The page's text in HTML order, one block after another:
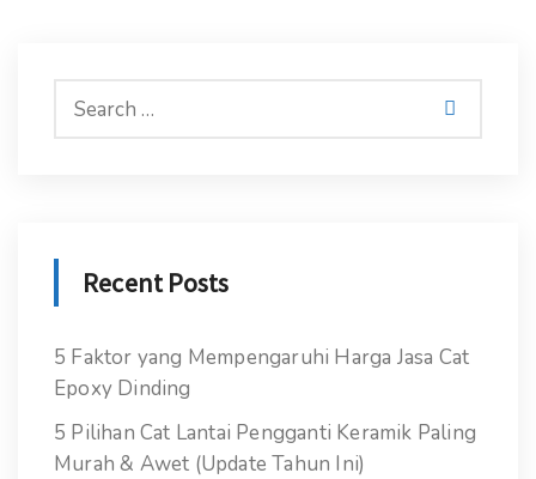
Recent Posts
5 Faktor yang Mempengaruhi Harga Jasa Cat
Epoxy Dinding
5 Pilihan Cat Lantai Pengganti Keramik Paling
Murah & Awet (Update Tahun Ini)